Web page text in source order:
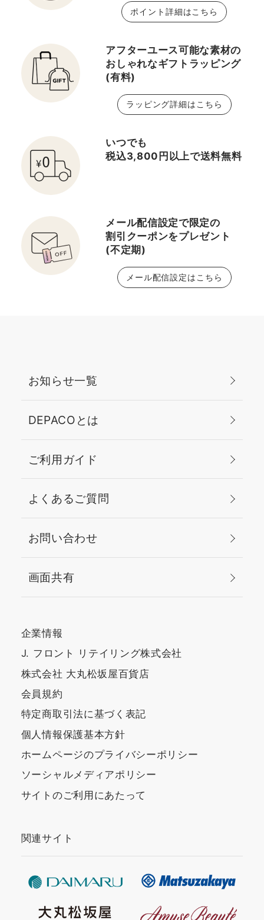
ポイント詳細はこちら
アフターユース可能な素材の
おしゃれなギフトラッピング
(有料)
ラッピング詳細はこちら
いつでも
税込3,800円以上で送料無料
メール配信設定で限定の
割引クーポンをプレゼント
(不定期)
メール配信設定はこちら
お知らせ一覧
DEPACOとは
ご利用ガイド
よくあるご質問
お問い合わせ
画面共有
企業情報
J. フロント リテイリング株式会社
株式会社 大丸松坂屋百貨店
会員規約
特定商取引法に基づく表記
個人情報保護基本方針
ホームページのプライバシーポリシー
ソーシャルメディアポリシー
サイトのご利用にあたって
関連サイト